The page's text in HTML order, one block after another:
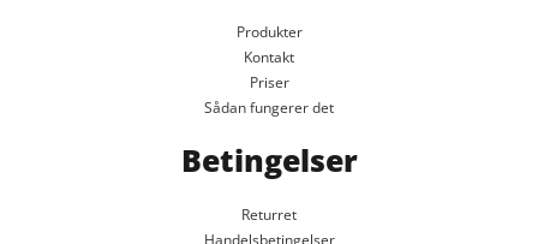
Produkter
Kontakt
Priser
Sådan fungerer det
Betingelser
Returret